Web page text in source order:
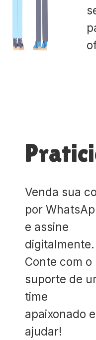
Venda sua
por
e assine
digitalmente.
Conte com o
suporte de
time
apaixonado
ajudar!